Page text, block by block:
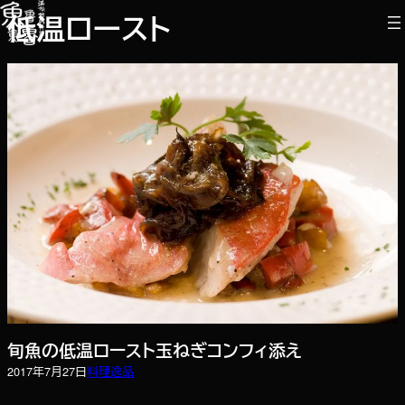
内
容
を
キ
ッ
プ
低温ロースト
旬魚の低温ロースト玉ねぎコンフィ添え
2017年7月27日料理逸品